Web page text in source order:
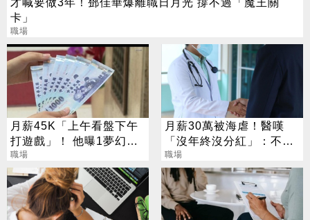
卡」
職場
月薪45K「上午看盤下午
打遊戲」！ 他曝1夢幻職
業 網嘆：比保全爽
職場
月薪30萬被海虐！醫嘆
「沒年終沒分紅」：不如
當工程師
職場